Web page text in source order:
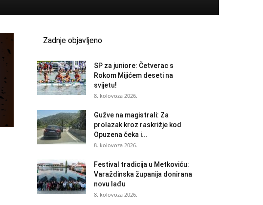
Zadnje objavljeno
SP za juniore: Četverac s
Rokom Mijićem deseti na
svijetu!
8. kolovoza 2026.
Gužve na magistrali: Za
prolazak kroz raskrižje kod
Opuzena čeka i...
8. kolovoza 2026.
Festival tradicija u Metkoviću:
Varaždinska županija donirana
novu lađu
8. kolovoza 2026.